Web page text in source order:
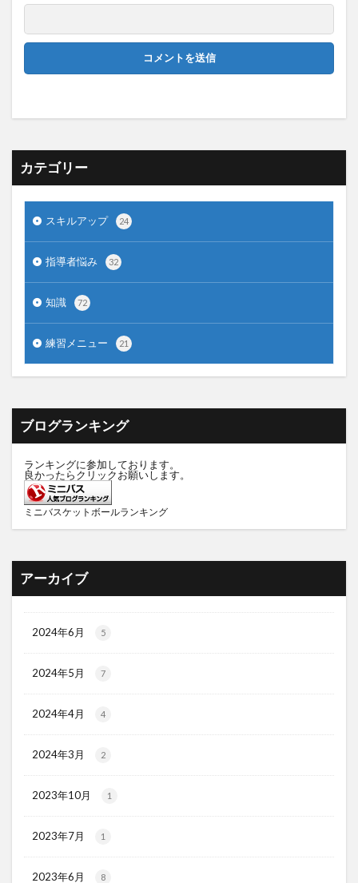
カテゴリー
スキルアップ 24
指導者悩み 32
知識 72
練習メニュー 21
ブログランキング
ランキングに参加しております。
良かったらクリックお願いします。
ミニバスケットボールランキング
アーカイブ
2024年6月 5
2024年5月 7
2024年4月 4
2024年3月 2
2023年10月 1
2023年7月 1
2023年6月 8